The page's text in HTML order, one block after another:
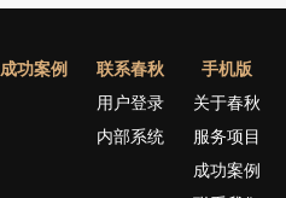
成功案例
联系春秋
用户登录
内部系统
手机版
关于春秋
服务项目
成功案例